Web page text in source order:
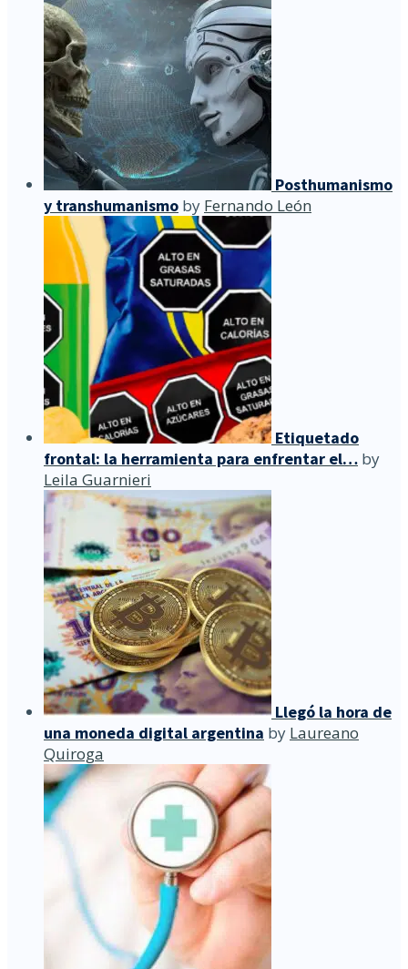
Posthumanismo
y transhumanismo by Fernando León
Etiquetado
frontal: la herramienta para enfrentar el… by
Leila Guarnieri
Llegó la hora de
una moneda digital argentina by Laureano
Quiroga